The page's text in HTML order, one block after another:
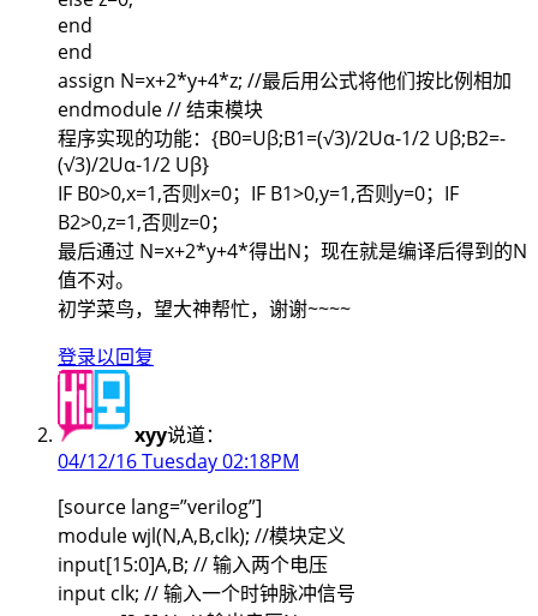
end
end
assign N=x+2*y+4*z; //最后用公式将他们按比例相加
endmodule // 结束模块
程序实现的功能：{B0=Uβ;B1=(√3)/2Uα-1/2 Uβ;B2=-
(√3)/2Uα-1/2 Uβ}
IF B0>0,x=1,否则x=0；IF B1>0,y=1,否则y=0；IF
B2>0,z=1,否则z=0；
最后通过 N=x+2*y+4*得出N；现在就是编译后得到的N
值不对。
初学菜鸟，望大神帮忙，谢谢~~~~
登录以回复
xyy说道：
04/12/16 Tuesday 02:18PM
[source lang=”verilog”]
module wjl(N,A,B,clk); //模块定义
input[15:0]A,B; // 输入两个电压
input clk; // 输入一个时钟脉冲信号